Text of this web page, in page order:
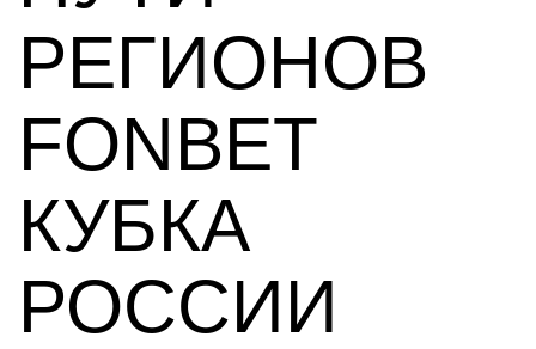
РЕГИОНОВ
FONBET
КУБКА
РОССИИ